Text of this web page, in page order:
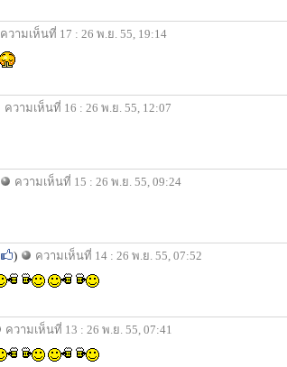
ความเห็นที่ 17 : 26 พ.ย. 55, 19:14
ความเห็นที่ 16 : 26 พ.ย. 55, 12:07
ความเห็นที่ 15 : 26 พ.ย. 55, 09:24
) ความเห็นที่ 14 : 26 พ.ย. 55, 07:52
ความเห็นที่ 13 : 26 พ.ย. 55, 07:41